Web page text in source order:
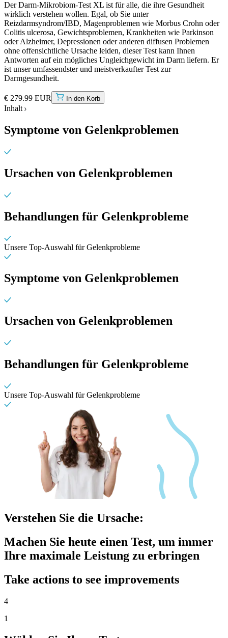
Der Darm-Mikrobiom-Test XL ist für alle, die ihre Gesundheit
wirklich verstehen wollen. Egal, ob Sie unter
Reizdarmsyndrom/IBD, Magenproblemen wie Morbus Crohn oder
Colitis ulcerosa, Gewichtsproblemen, Krankheiten wie Parkinson
oder Alzheimer, Depressionen oder anderen diffusen Problemen
ohne offensichtliche Ursache leiden, dieser Test kann Ihnen
Antworten auf ein mögliches Ungleichgewicht im Darm liefern. Er
ist unser umfassendster und meistverkaufter Test zur
Darmgesundheit.
€ 279.99 EUR In den Korb
Inhalt
Symptome von Gelenkproblemen
Ursachen von Gelenkproblemen
Behandlungen für Gelenkprobleme
Unsere Top-Auswahl für Gelenkprobleme
Symptome von Gelenkproblemen
Ursachen von Gelenkproblemen
Behandlungen für Gelenkprobleme
Unsere Top-Auswahl für Gelenkprobleme
Verstehen Sie die Ursache:
Machen Sie heute einen Test, um immer
Ihre maximale Leistung zu erbringen
Take actions to see improvements
4
1